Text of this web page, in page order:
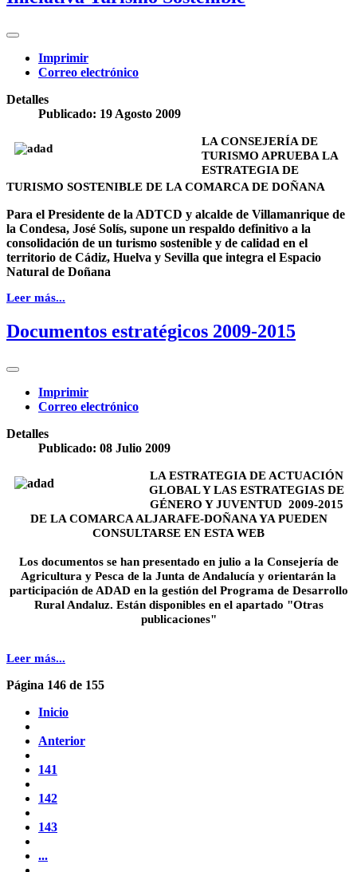
Imprimir
Correo electrónico
Detalles
Publicado: 19 Agosto 2009
LA CONSEJERÍADE
TURISMO APRUEBA LA
ESTRATEGIA DE
TURISMO SOSTENIBLE DE LA COMARCA DE DOÑANA
Para el Presidente de la ADTCD y alcalde de Villamanrique de
la Condesa, José Solís, supone un respaldo definitivo a la
consolidación de un turismo sostenible y de calidad en el
territorio de Cádiz, Huelva y Sevilla que integra el Espacio
Natural de Doñana
Leer más...
Documentos estratégicos 2009-2015
Imprimir
Correo electrónico
Detalles
Publicado: 08 Julio 2009
LA ESTRATEGIA DEACTUACIÓN
GLOBAL Y LAS ESTRATEGIAS DE
GÉNERO Y JUVENTUD 2009-2015
DE LA COMARCA ALJARAFE-DOÑANA YA PUEDEN
CONSULTARSE EN ESTA WEB
Los documentos se han presentado en julio a la Consejería de
Agricultura y Pesca de la Junta de Andalucía y orientarán la
participación de ADAD en la gestión del Programa de Desarrollo
Rural Andaluz. Están disponibles en el apartado "Otras
publicaciones"
Leer más...
Página 146 de 155
Inicio
Anterior
141
142
143
...